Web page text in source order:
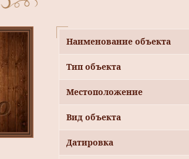
Наименование объекта
Тип объекта
Местоположение
Вид объекта
Датировка